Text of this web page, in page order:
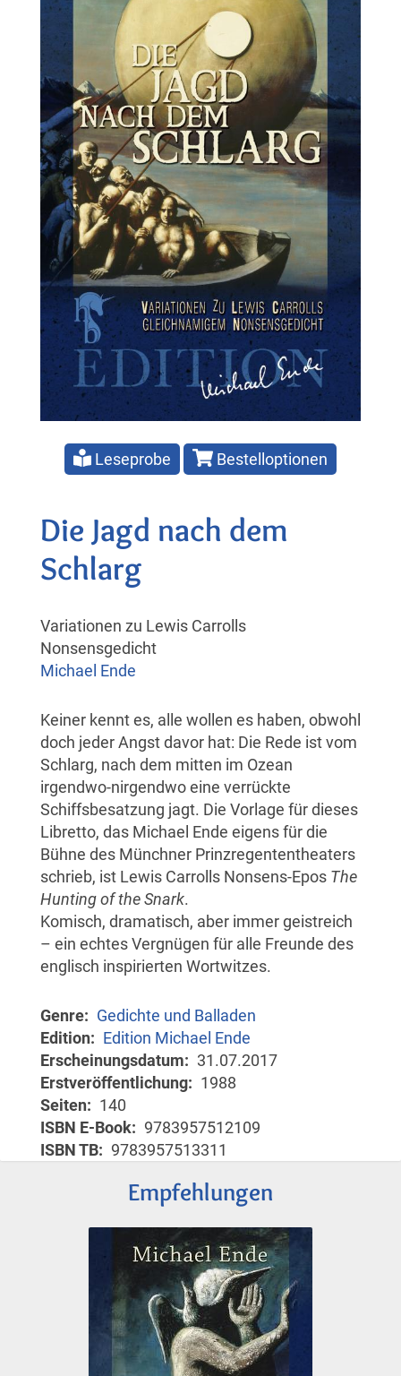
Leseprobe Bestelloptionen
Die Jagd nach dem
Schlarg
Variationen zu Lewis Carrolls
Nonsensgedicht
Michael Ende
Keiner kennt es, alle wollen es haben, obwohl
doch jeder Angst davor hat: Die Rede ist vom
Schlarg, nach dem mitten im Ozean
irgendwo-nirgendwo eine verrückte
Schiffsbesatzung jagt. Die Vorlage für dieses
Libretto, das Michael Ende eigens für die
Bühne des Münchner Prinzregententheaters
schrieb, ist Lewis Carrolls Nonsens-Epos The
Hunting of the Snark.
Komisch, dramatisch, aber immer geistreich
– ein echtes Vergnügen für alle Freunde des
englisch inspirierten Wortwitzes.
Genre
Gedichte und Balladen
Edition
Edition Michael Ende
Erscheinungsdatum
31.07.2017
Erstveröffentlichung
1988
Seiten
140
ISBN E-Book
9783957512109
ISBN TB
9783957513311
Empfehlungen